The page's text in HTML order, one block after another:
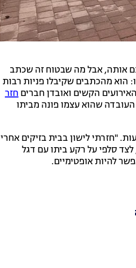
אותה, אבל מה שבטוח זה שכתב
הוא מהכתבים שקיבלו פניות רבות
הקשים ואובדן חברים חזר
שהוא עצמו פונה מביתו
"חזרתי לישון בבית בזיקים אחרי
סלפי על רקע ביתו עם דגל
להיות אופטימיים.